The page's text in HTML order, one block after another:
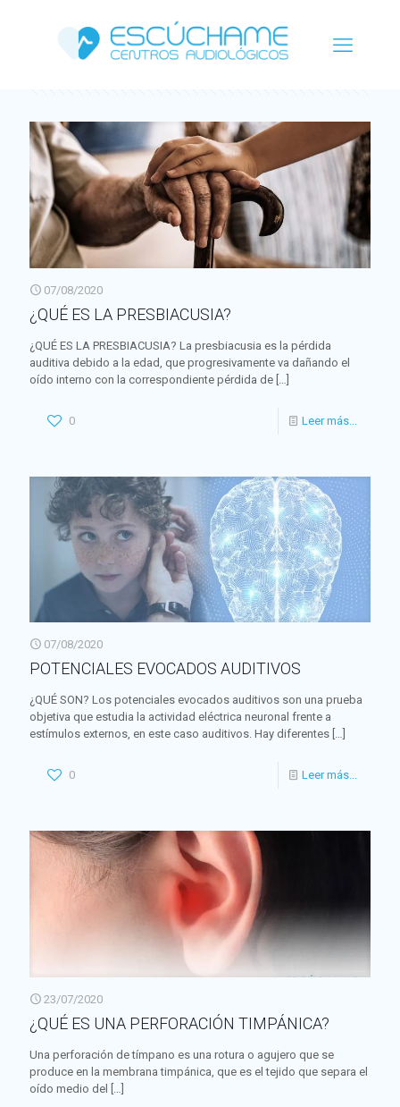
07/08/2020
¿QUÉ ES LA PRESBIACUSIA?
¿QUÉ ES LA PRESBIACUSIA? La presbiacusia es la pérdida
auditiva debido a la edad, que progresivamente va dañando el
oído interno con la correspondiente pérdida de […]
0 Leer más...
07/08/2020
POTENCIALES EVOCADOS AUDITIVOS
¿QUÉ SON? Los potenciales evocados auditivos son una prueba
objetiva que estudia la actividad eléctrica neuronal frente a
estímulos externos, en este caso auditivos. Hay diferentes […]
0 Leer más...
23/07/2020
¿QUÉ ES UNA PERFORACIÓN TIMPÁNICA?
Una perforación de tímpano es una rotura o agujero que se
produce en la membrana timpánica, que es el tejido que separa el
oído medio del